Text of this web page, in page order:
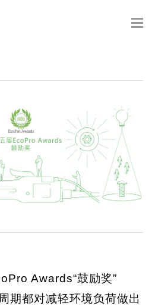
Awards“鼓励奖”
期都对减轻环境负荷做出